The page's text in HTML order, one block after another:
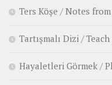
Ters Köşe / Notes
Tartışmalı Dizi /
Hayaletleri Görmek /